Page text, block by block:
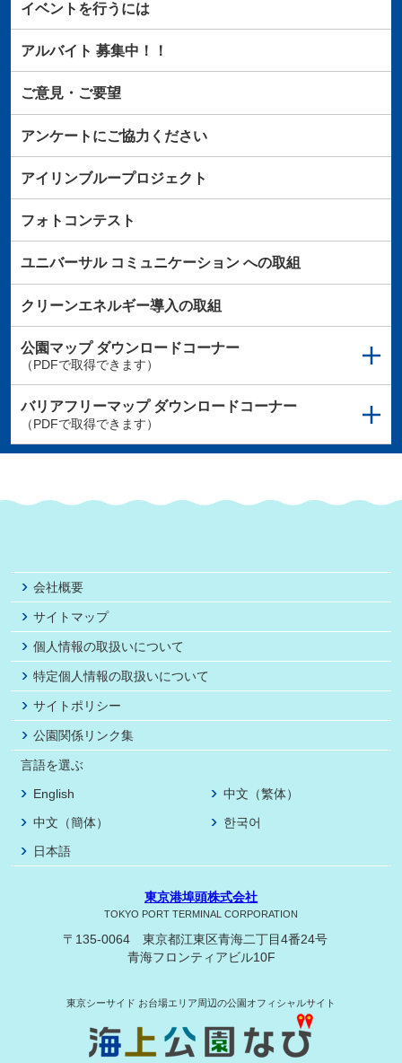
イベントを行うには
アルバイト 募集中！！
ご意見・ご要望
アンケートにご協力ください
アイリンブループロジェクト
フォトコンテスト
ユニバーサルコミュニケーションへの取組
クリーンエネルギー導入の取組
公園マップダウンロードコーナー
（PDFで取得できます）
バリアフリーマップダウンロードコーナー
（PDFで取得できます）
会社概要
サイトマップ
個人情報の取扱いについて
特定個人情報の取扱いについて
サイトポリシー
公園関係リンク集
言語を選ぶ
English
中文（繁体）
中文（簡体）
한국어
日本語
東京港埠頭株式会社
TOKYO PORT TERMINAL CORPORATION
〒135-0064 東京都江東区青海二丁目4番24号
青海フロンティアビル10F
東京シーサイド お台場エリア周辺の公園オフィシャルサイト